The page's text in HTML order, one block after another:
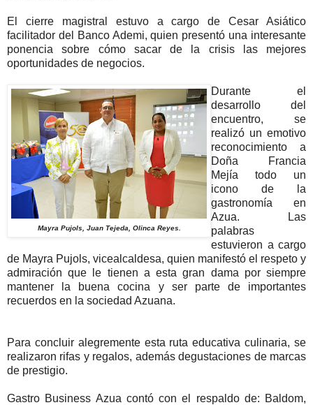
El cierre magistral estuvo a cargo de Cesar Asiático
facilitador del Banco Ademi, quien presentó una interesante
ponencia sobre cómo sacar de la crisis las mejores
oportunidades de negocios.
Mayra Pujols, Juan Tejeda, Olinca Reyes.
Durante el
desarrollo del
encuentro, se
realizó un emotivo
reconocimiento a
Doña Francia
Mejía todo un
icono de la
gastronomía en
Azua. Las
palabras
estuvieron a cargo
de Mayra Pujols, vicealcaldesa, quien manifestó el respeto y
admiración que le tienen a esta gran dama por siempre
mantener la buena cocina y ser parte de importantes
recuerdos en la sociedad Azuana.
Para concluir alegremente esta ruta educativa culinaria, se
realizaron rifas y regalos, además degustaciones de marcas
de prestigio.
Gastro Business Azua contó con el respaldo de: Baldom,